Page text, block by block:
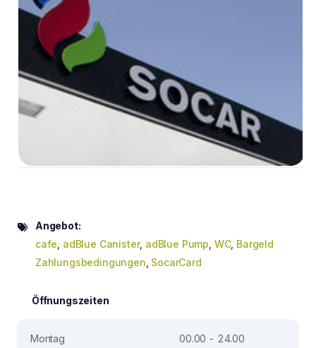
Angebot:
cafe adBlue Canister, adBlue Pump WC, Bargeld
Zahlungsbedingungen SocarCard
Öffnungszeiten
Montag
00.00 - 24.00